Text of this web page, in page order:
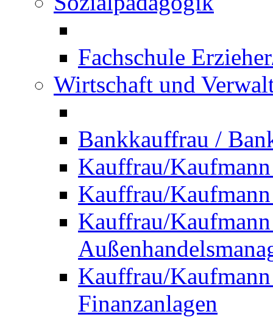
Fachschule
Wirtschaft und
Bankkauffrau /
Kauffrau/
Kauffrau/
Kauffrau/
Kauffrau/
Finanzanlagen